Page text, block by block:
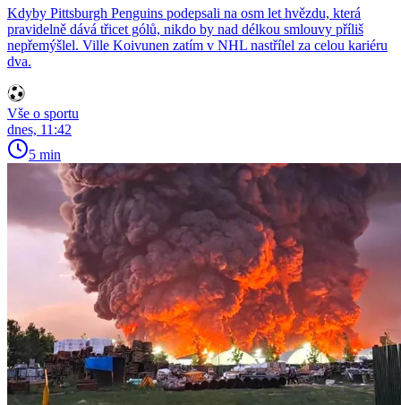
Kdyby Pittsburgh Penguins podepsali na osm let hvězdu, která
pravidelně dává třicet gólů, nikdo by nad délkou smlouvy příliš
nepřemýšlel. Ville Koivunen zatím v NHL nastřílel za celou kariéru
dva.
Vše o sportu
dnes, 11:42
5 min